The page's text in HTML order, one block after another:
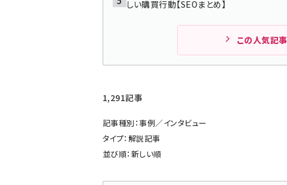
しい購買行動【SEOまとめ】
この人気記
1,291記事
記事種別：事例／インタビュー
タイプ：解説記事
並び順：新しい順